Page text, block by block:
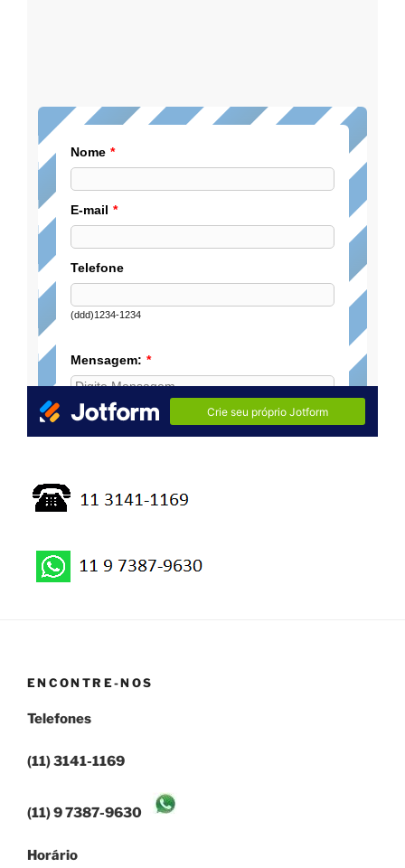
ENCONTRE-NOS
Telefones
(11) 3141-1169
(11) 9 7387-9630
Horário